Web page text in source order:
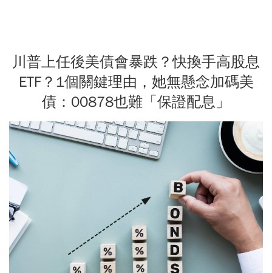
川普上任後美債會暴跌？快換手高股息
ETF？1個關鍵理由，她無懸念加碼美
債：00878也難「保證配息」